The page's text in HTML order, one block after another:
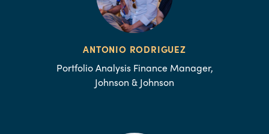
ANTONIO RODRIGUEZ
Portfolio Analysis Finance Manager,
Johnson & Johnson